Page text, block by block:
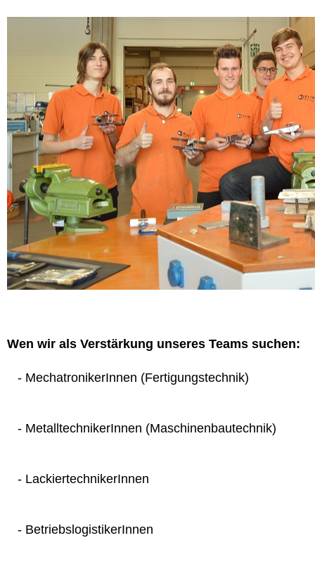
Wen wir als Verstärkung unseres Teams suchen:
- MechatronikerInnen (Fertigungstechnik)
- MetalltechnikerInnen (Maschinenbautechnik)
- LackiertechnikerInnen
- BetriebslogistikerInnen